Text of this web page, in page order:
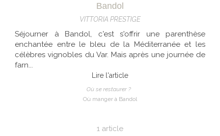
Bandol
VITTORIA PRESTIGE
Séjourner à Bandol, c'est s'offrir une parenthèse
enchantée entre le bleu de la Méditerranée et les
célèbres vignobles du Var. Mais après une journée de
farn...
Lire l'article
Où se restaurer ?
Où manger à Bandol
1 article